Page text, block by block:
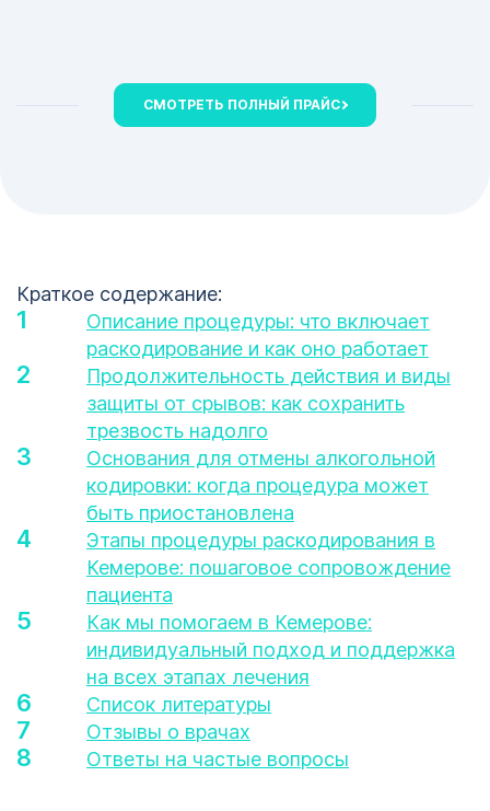
СМОТРЕТЬ ПОЛНЫЙ ПРАЙС
Краткое содержание:
Описание процедуры: что включает
раскодирование и как оно работает
Продолжительность действия и виды
защиты от срывов: как сохранить
трезвость надолго
Основания для отмены алкогольной
кодировки: когда процедура может
быть приостановлена
Этапы процедуры раскодирования в
Кемерове: пошаговое сопровождение
пациента
Как мы помогаем в Кемерове:
индивидуальный подход и поддержка
на всех этапах лечения
Список литературы
Отзывы о врачах
Ответы на частые вопросы